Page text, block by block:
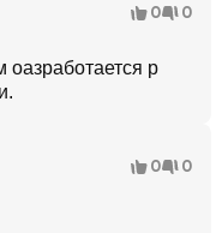
0 0
р
0 0